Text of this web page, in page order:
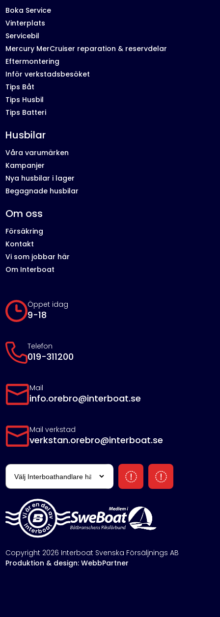
Öppet idag
9-18
Telefon
019-311200
Mail
info.orebro@interboat.se
Mail verkstad
verkstan.orebro@interboat.se
Boka Service
Vinterplats
Servicebil
Mercury MerCruiser reparation & reservdelar
Eftermontering
Inför verkstadsbesöket
Tips Båt
Tips Husbil
Tips Batteri
Husbilar
Våra varumärken
Kampanjer
Nya husbilar i lager
Begagnade husbilar
Om oss
Försäkring
Kontakt
Vi som jobbar här
Om Interboat
Copyright 2026 Interboat Svenska Försäljnings AB
Produktion & design: WebbPartner